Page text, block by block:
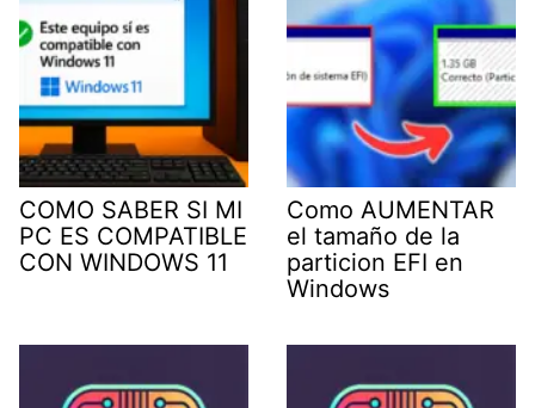
COMO SABER SI MI
PC ES COMPATIBLE
CON WINDOWS 11
Como AUMENTAR
el tamaño de la
particion EFI en
Windows